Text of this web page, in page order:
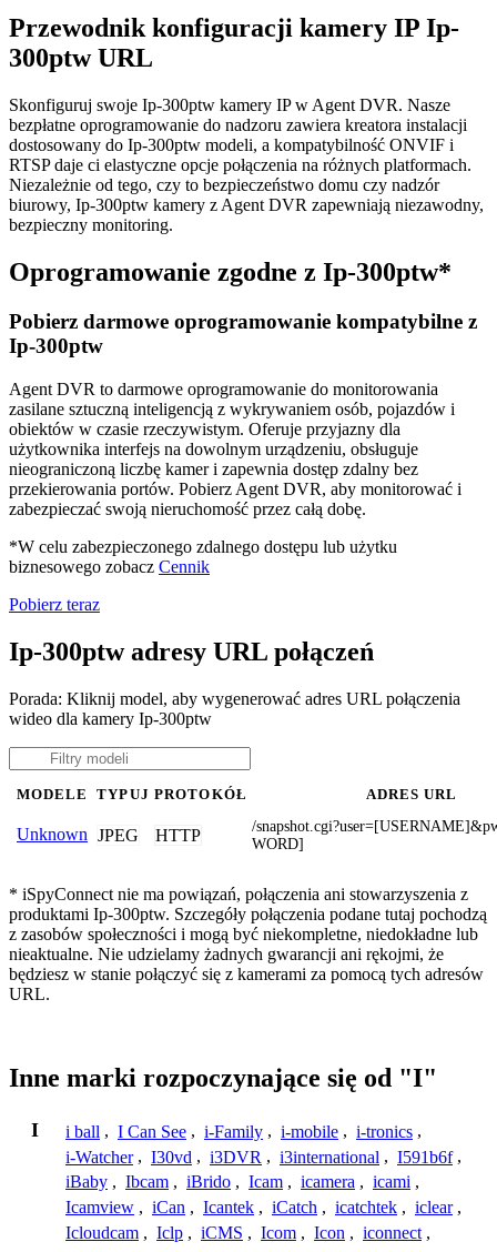
Przewodnik konfiguracji kamery IP Ip-
300ptw URL
Skonfiguruj swoje Ip-300ptw kamery IP w Agent DVR. Nasze
bezpłatne oprogramowanie do nadzoru zawiera kreatora instalacji
dostosowany do Ip-300ptw modeli, a kompatybilność ONVIF i
RTSP daje ci elastyczne opcje połączenia na różnych platformach.
Niezależnie od tego, czy to bezpieczeństwo domu czy nadzór
biurowy, Ip-300ptw kamery z Agent DVR zapewniają niezawodny,
bezpieczny monitoring.
Oprogramowanie zgodne z Ip-300ptw*
Pobierz darmowe oprogramowanie kompatybilne z
Ip-300ptw
Agent DVR to darmowe oprogramowanie do monitorowania
zasilane sztuczną inteligencją z wykrywaniem osób, pojazdów i
obiektów w czasie rzeczywistym. Oferuje przyjazny dla
użytkownika interfejs na dowolnym urządzeniu, obsługuje
nieograniczoną liczbę kamer i zapewnia dostęp zdalny bez
przekierowania portów. Pobierz Agent DVR, aby monitorować i
zabezpieczać swoją nieruchomość przez całą dobę.
*W celu zabezpieczonego zdalnego dostępu lub użytku
biznesowego zobacz Cennik
Pobierz teraz
Ip-300ptw adresy URL połączeń
Porada: Kliknij model, aby wygenerować adres URL połączenia
wideo dla kamery Ip-300ptw
MODELE TYPUJ PROTOKÓŁ ADRES URL
Unknown JPEG HTTP
/
WORD]
* iSpyConnect nie ma powiązań, połączenia ani stowarzyszenia z
produktami Ip-300ptw. Szczegóły połączenia podane tutaj pochodzą
z zasobów społeczności i mogą być niekompletne, niedokładne lub
nieaktualne. Nie udzielamy żadnych gwarancji ani rękojmi, że
będziesz w stanie połączyć się z kamerami za pomocą tych adresów
URL.
Inne marki rozpoczynające się od "I"
I i ball , I Can See , i-Family , i-mobile , i-tronics ,
i-Watcher , I30vd , i3DVR , i3international , I591b6f ,
iBaby , Ibcam , iBrido , Icam , icamera , icami ,
Icamview , iCan , Icantek , iCatch , icatchtek , iclear ,
Icloudcam , Iclp , iCMS , Icom , Icon , iconnect ,